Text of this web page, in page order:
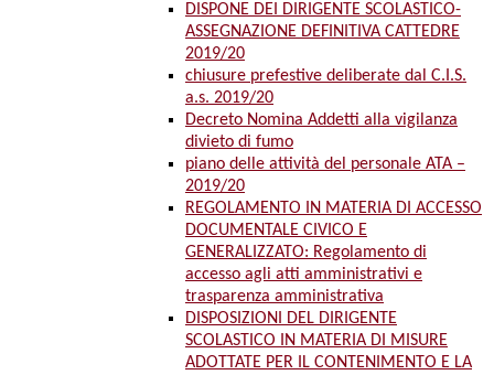
DISPONE DEI DIRIGENTE SCOLASTICO-
ASSEGNAZIONE DEFINITIVA CATTEDRE
2019/20
chiusure prefestive deliberate dal C.I.S.
a.s. 2019/20
Decreto Nomina Addetti alla vigilanza
divieto di fumo
piano delle attività del personale ATA –
2019/20
REGOLAMENTO IN MATERIA DI ACCESSO
DOCUMENTALE CIVICO E
GENERALIZZATO: Regolamento di
accesso agli atti amministrativi e
trasparenza amministrativa
DISPOSIZIONI DEL DIRIGENTE
SCOLASTICO IN MATERIA DI MISURE
ADOTTATE PER IL CONTENIMENTO E LA